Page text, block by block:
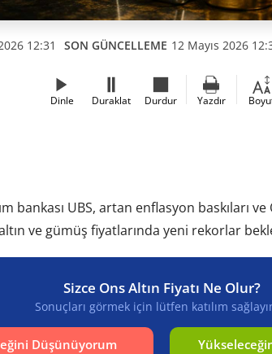
12:31 SON GÜNCELLEME 12 Mayıs 2026
Dinle Duraklat Durdur Yazdır
bankası UBS, artan enflasyon baskıları
ve gümüş fiyatlarında yeni rekorlar
Sizce Ons Altın Fiyatı Ne Olur?
Sonuçları görmek için lütfen katılım
Düşünüyorum